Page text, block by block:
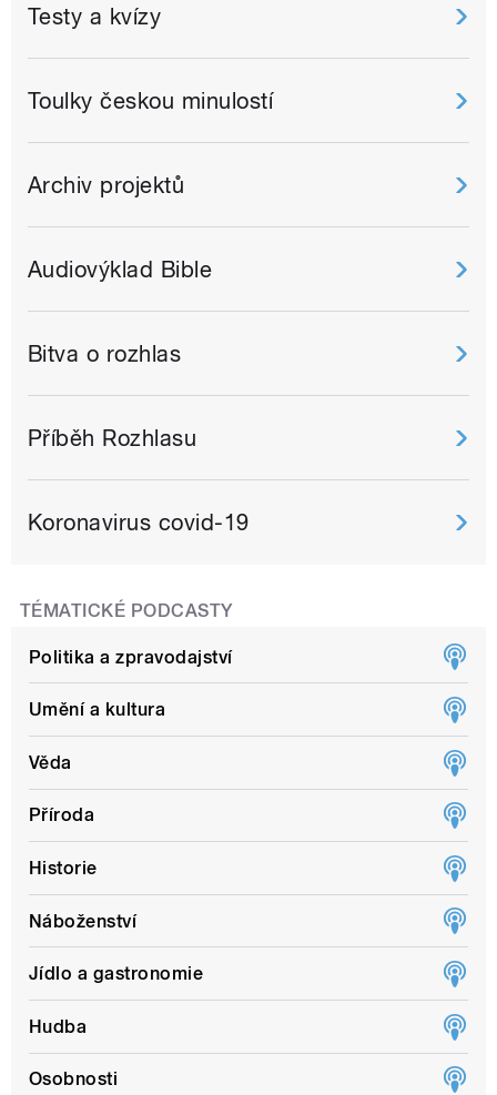
Testy a kvízy
Toulky českou minulostí
Archiv projektů
Audiovýklad Bible
Bitva o rozhlas
Příběh Rozhlasu
Koronavirus covid-19
TÉMATICKÉ PODCASTY
Politika a zpravodajství
Umění a kultura
Věda
Příroda
Historie
Náboženství
Jídlo a gastronomie
Hudba
Osobnosti